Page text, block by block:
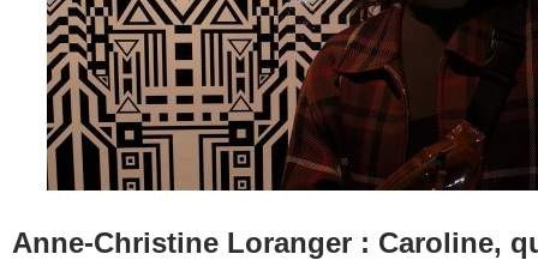
Anne-Christine Loranger : Caroline,